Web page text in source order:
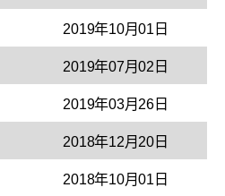
2019年10月01日
2019年07月02日
2019年03月26日
2018年12月20日
2018年10月01日